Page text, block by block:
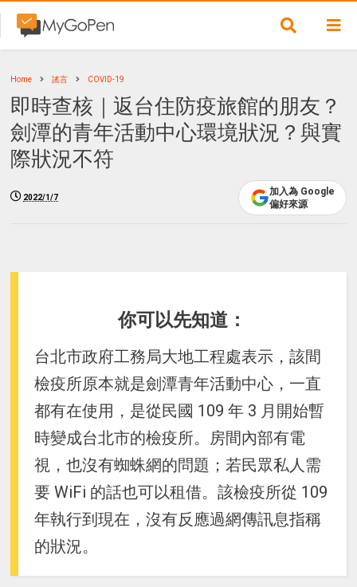
Home 謠言 COVID-19
即時查核｜返台住防疫旅館的朋友？
劍潭的青年活動中心環境狀況？與實
際狀況不符
2022/1/7
加入為 Google
偏好來源
你可以先知道：
台北市政府工務局大地工程處表示，該間
檢疫所原本就是劍潭青年活動中心，一直
都有在使用，是從民國 109 年 3 月開始暫
時變成台北市的檢疫所。房間內部有電
視，也沒有蜘蛛網的問題；若民眾私人需
要 WiFi 的話也可以租借。該檢疫所從 109
年執行到現在，沒有反應過網傳訊息指稱
的狀況。